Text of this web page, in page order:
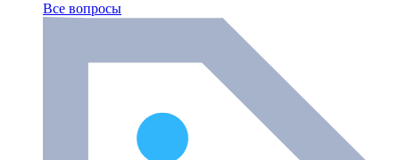
Все вопросы